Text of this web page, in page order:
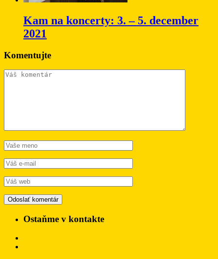
Kam na koncerty: 3. – 5. december
2021
Komentujte
Ostaňme v kontakte